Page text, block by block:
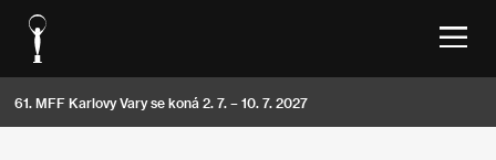
61. MFF Karlovy Vary se koná 2. 7. – 10. 7. 2027